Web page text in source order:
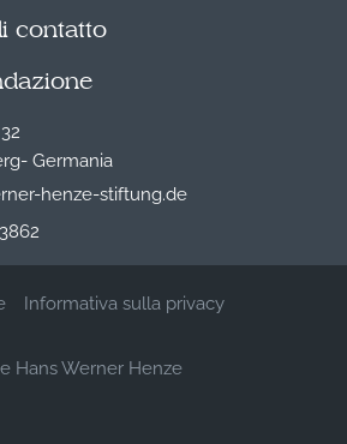
contatto
Germania
henze-stiftung.de
Informativa sulla privacy
Hans Werner Henze